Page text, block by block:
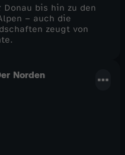
bis hin zu den
– auch die
zeugt von
Norden